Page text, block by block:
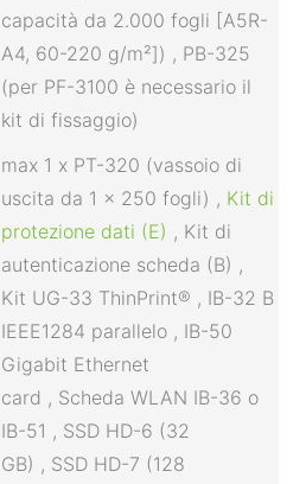
capacità da 2.000 fogli [A5R-
A4, 60-220 g/m²]) , PB-325
(per PF-3100 è necessario il
kit di fissaggio)
max 1 x PT-320 (vassoio di
uscita da 1 x 250 fogli) , Kit di
protezione dati (E) , Kit di
autenticazione scheda (B) ,
Kit UG-33 ThinPrint® , IB-32 B
IEEE1284 parallelo , IB-50
Gigabit Ethernet
card , Scheda WLAN IB-36 o
IB-51 , SSD HD-6 (32
GB) , SSD HD-7 (128